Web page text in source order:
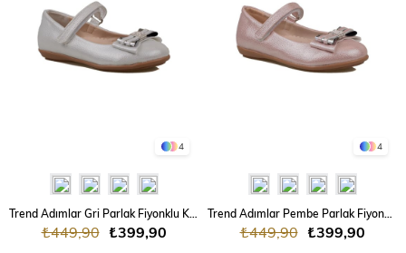
4
Trend Adımlar Gri Parlak Fiyonklu Kız Çocuk Babet
₺399,90
₺449,90
4
Trend Adımlar Pembe Parlak Fiyonklu Kız Çocuk Babet
₺399,90
₺449,90